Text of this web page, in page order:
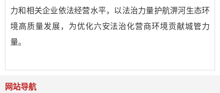
力和相关企业依法经营水平，以法治力量护航淠河生态环
境高质量发展，为优化六安法治化营商环境贡献城管力
量。
网站导航